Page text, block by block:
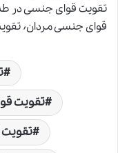
قوای جنسی مردان٬ تقویت نیروی جنسی
تقویت